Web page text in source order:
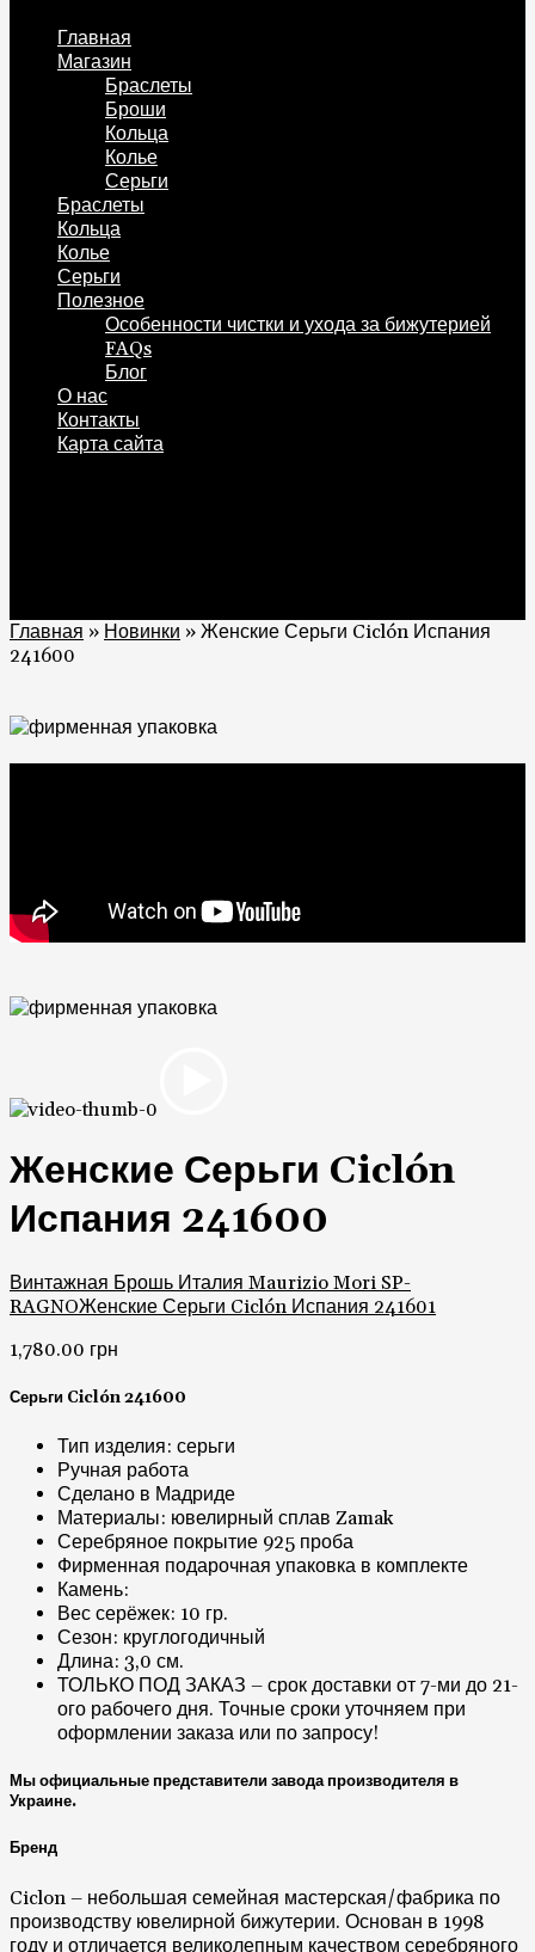
Главная
Магазин
Браслеты
Броши
Кольца
Колье
Серьги
Браслеты
Кольца
Колье
Серьги
Полезное
Особенности чистки и ухода за бижутерией
FAQs
Блог
О нас
Контакты
Карта сайта
Главная » Новинки » Женские Серьги Ciclón Испания
241600
Женские Серьги Ciclón
Испания 241600
Винтажная Брошь Италия Maurizio Mori SP-
RAGNOЖенские Серьги Ciclón Испания 241601
1,780.00 грн
Серьги Ciclón 241600
Тип изделия: серьги
Ручная работа
Сделано в Мадриде
Материалы: ювелирный сплав Zamak
Серебряное покрытие 925 проба
Фирменная подарочная упаковка в комплекте
Камень:
Вес серёжек: 10 гр.
Сезон: круглогодичный
Длина: 3,0 см.
ТОЛЬКО ПОД ЗАКАЗ – срок доставки от 7-ми до 21-
ого рабочего дня. Точные сроки уточняем при
оформлении заказа или по запросу!
Мы официальные представители завода производителя в
Украине.
Бренд
Ciclon – небольшая семейная мастерская/фабрика по
производству ювелирной бижутерии. Основан в 1998
году и отличается великолепным качеством серебряного